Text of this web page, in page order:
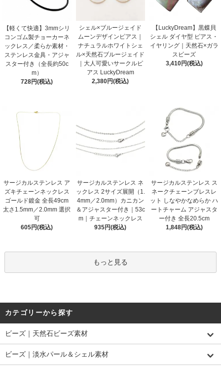
【軽くて快適】3mmシリ
コンゴム製チョーカーネ
ックレス／柔らか素材・
ステンレス金具・アジャ
スター付き（全長約50c
m）
728円(税込)
シェル×ブルージェイド
ムーンデザインピアス｜
ナチュラルホワイトシェ
ル×天然石ブルージェイド
｜大人可愛いサークルピ
アス LuckyDream
2,380円(税込)
【LuckyDream】黒蝶貝
シェル ダイヤ型 ピアス・
イヤリング｜天然石×ガラ
スビーズ
3,410円(税込)
サージカルステンレス ア
ズキチェーンネックレス
ゴールド鍍金 全長49cm
太さ1.5mm／2.0mm 選択
可
605円(税込)
サージカルステンレス ネ
ックレス 2サイズ展開（1.
4mm／2.0mm）カニカン
＆アジャスター付き｜53c
m｜チェーンネックレス
935円(税込)
サージカルステンレス ス
ネークチェーンブレスレ
ット しなやかなめらか ハ
ートチャーム アジャスタ
ー付き 全長20.5cm
1,848円(税込)
もっと見る
カテゴリーから探す
ビーズ｜天然石ビーズ素材
ビーズ｜淡水パール＆シェル素材